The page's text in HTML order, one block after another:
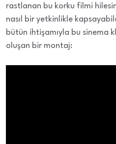
rastlanan bu korku filmi
nasıl bir yetkinlikle
bütün ihtişamıyla bu sinema
oluşan bir montaj: